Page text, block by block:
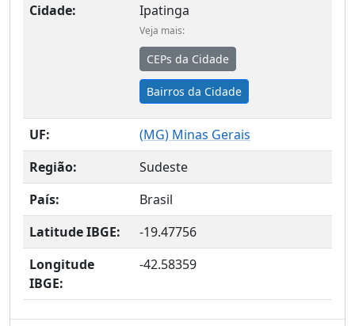
Cidade:
Ipatinga
Veja mais:
CEPs da Cidade
Bairros da Cidade
UF: (MG) Minas Gerais
Região:
Sudeste
País:
Brasil
Latitude IBGE:
-19.47756
Longitude
IBGE:
-42.58359